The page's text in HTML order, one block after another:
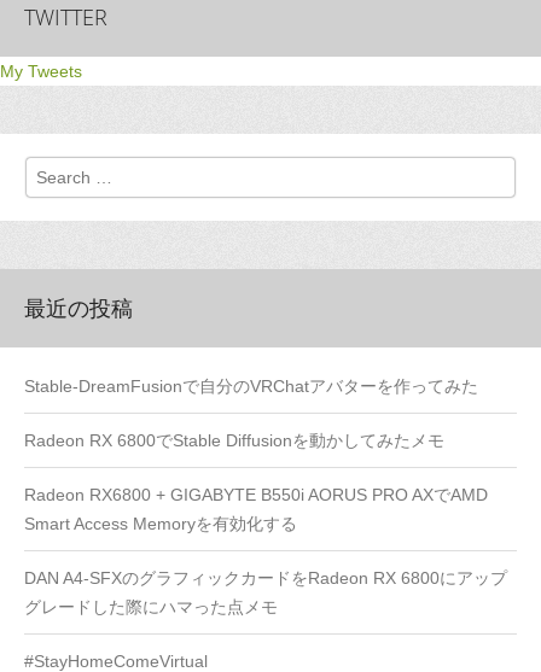
TWITTER
My Tweets
Search
最近の投稿
Stable-DreamFusionで自分のVRChatアバターを作ってみた
Radeon RX 6800でStable Diffusionを動かしてみたメモ
Radeon RX6800 + GIGABYTE B550i AORUS PRO AXでAMD
Smart Access Memoryを有効化する
DAN A4-SFXのグラフィックカードをRadeon RX 6800にアップ
グレードした際にハマった点メモ
#StayHomeComeVirtual